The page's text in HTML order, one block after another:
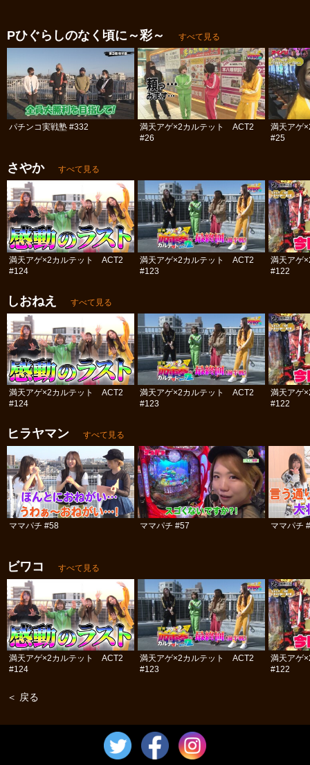
Pひぐらしのなく頃に～彩～ すべて見る
パチンコ実戦塾 #332
満天アゲ×2カルテット ACT2
#26
満天アゲ
#25
さやか すべて見る
満天アゲ×2カルテット ACT2
#124
満天アゲ×2カルテット ACT2
#123
満天アゲ
#122
しおねえ すべて見る
満天アゲ×2カルテット ACT2
#124
満天アゲ×2カルテット ACT2
#123
満天アゲ
#122
ヒラヤマン すべて見る
ママパチ #58 ママパチ #57 ママパチ
ビワコ すべて見る
満天アゲ×2カルテット ACT2
#124
満天アゲ×2カルテット ACT2
#123
満天アゲ
#122
＜ 戻る